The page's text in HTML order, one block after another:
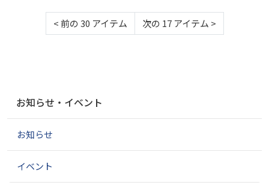
<前の 30 アイテム 次の 17 アイテム >
ゲ
シ
ン
お知らせ・イベント
お知らせ
イベント